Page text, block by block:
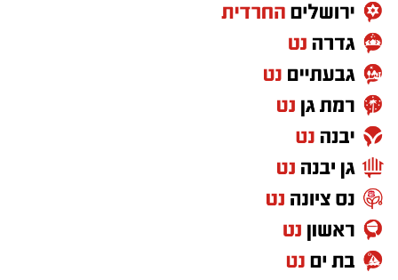
הכוכב האדום בלגרד.
שתי הקבוצות ייפגשו למשחק גומלין בשבוע הבא
בסרביה ואנחנו מחזיקים אצבעות להפועל באר
שבע ובמיוחד לאיתי רוטמן.
הערב אריאל רוטמן עמד במרכז ההגנה של הפועל
באר שבע שעם קצת מזל תגיע השנה לליגת
האלופות בכדורגל וסוף סוף יהיה לנס ציונה נציג
בליגת האלופות, במפעל הכדורגל השני בחשיבותו
בעולם אחרי המונדיאל.